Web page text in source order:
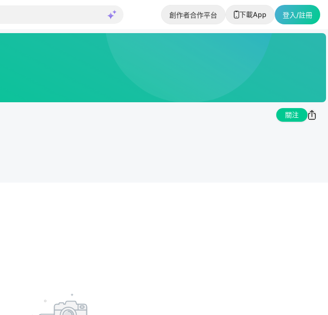
創作者合作平台 下載App 登入/註冊
關注